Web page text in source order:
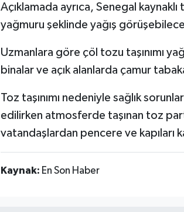
Açıklamada ayrıca, Senegal
yağmuru şeklinde yağış
Uzmanlara göre çöl tozu taşınımı
binalar ve açık alanlarda çamur
Toz taşınımı nedeniyle sağlık
edilirken atmosferde taşınan toz
vatandaşlardan pencere ve kapıları
Kaynak: En Son Haber